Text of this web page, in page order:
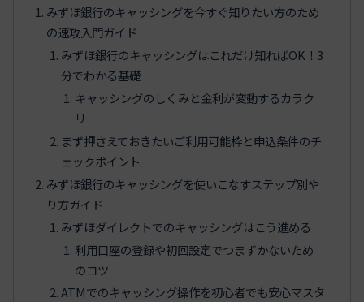
みずほ銀行のキャッシングを今すぐ知りたい方のため
の速攻入門ガイド
みずほ銀行のキャッシングはこれだけ知ればOK！3
分でわかる基礎
キャッシングのしくみと金利が変動するカラク
リ
まず押さえておきたいご利用可能枠と申込条件のチ
ェックポイント
みずほ銀行のキャッシングを使いこなすステップ別や
り方ガイド
みずほダイレクトでのキャッシングはこう進める
利用口座の登録や初回設定でつまずかないため
のコツ
ATMでのキャッシング操作を初心者でも安心マスタ